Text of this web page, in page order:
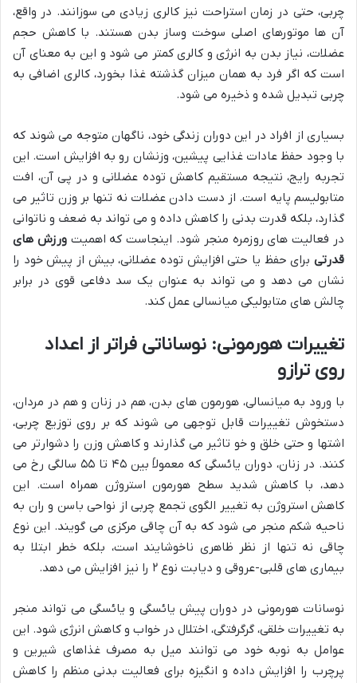
چربی، حتی در زمان استراحت نیز کالری زیادی می سوزانند. در واقع،
آن ها موتورهای اصلی سوخت وساز بدن هستند. با کاهش حجم
عضلات، نیاز بدن به انرژی و کالری کمتر می شود و این به معنای آن
است که اگر فرد به همان میزان گذشته غذا بخورد، کالری اضافی به
چربی تبدیل شده و ذخیره می شود.
بسیاری از افراد در این دوران زندگی خود، ناگهان متوجه می شوند که
با وجود حفظ عادات غذایی پیشین، وزنشان رو به افزایش است. این
تجربه رایج، نتیجه مستقیم کاهش توده عضلانی و در پی آن، افت
متابولیسم پایه است. از دست دادن عضلات نه تنها بر وزن تاثیر می
گذارد، بلکه قدرت بدنی را کاهش داده و می تواند به ضعف و ناتوانی
در فعالیت های روزمره منجر شود. اینجاست که اهمیتورزش های
قدرتی برای حفظ یا حتی افزایش توده عضلانی، بیش از پیش خود را
نشان می دهد و می تواند به عنوان یک سد دفاعی قوی در برابر
چالش های متابولیکی میانسالی عمل کند.
تغییرات هورمونی: نوساناتی فراتر از اعداد
روی ترازو
با ورود به میانسالی، هورمون های بدن، هم در زنان و هم در مردان،
دستخوش تغییرات قابل توجهی می شوند که بر روی توزیع چربی،
اشتها و حتی خلق و خو تاثیر می گذارند و کاهش وزن را دشوارتر می
کنند. در زنان، دوران یائسگی که معمولاً بین ۴۵ تا ۵۵ سالگی رخ می
دهد، با کاهش شدید سطح هورمون استروژن همراه است. این
کاهش استروژن به تغییر الگوی تجمع چربی از نواحی باسن و ران به
ناحیه شکم منجر می شود که به آن چاقی مرکزی می گویند. این نوع
چاقی نه تنها از نظر ظاهری ناخوشایند است، بلکه خطر ابتلا به
بیماری های قلبی-عروقی و دیابت نوع ۲ را نیز افزایش می دهد.
نوسانات هورمونی در دوران پیش یائسگی و یائسگی می تواند منجر
به تغییرات خلقی، گرگرفتگی، اختلال در خواب و کاهش انرژی شود. این
عوامل به نوبه خود می توانند میل به مصرف غذاهای شیرین و
پرچرب را افزایش داده و انگیزه برای فعالیت بدنی منظم را کاهش